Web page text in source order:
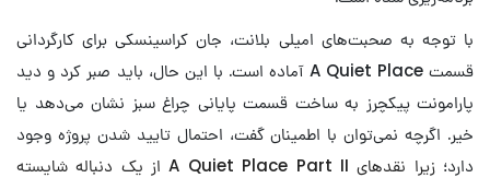
با توجه به صحبت‌های امیلی بلانت، جان کراسینسکی برای کارگردانی
قسمت A Quiet Place آماده است. با این حال، باید صبر کرد و دید
پارامونت پیکچرز به ساخت قسمت پایانی چراغ سبز نشان می‌دهد یا
خیر. اگرچه نمی‌توان با اطمینان گفت، احتمال تایید شدن پروژه وجود
دارد؛
زیرا نقدهای A Quiet Place Part II از یک دنباله شایسته